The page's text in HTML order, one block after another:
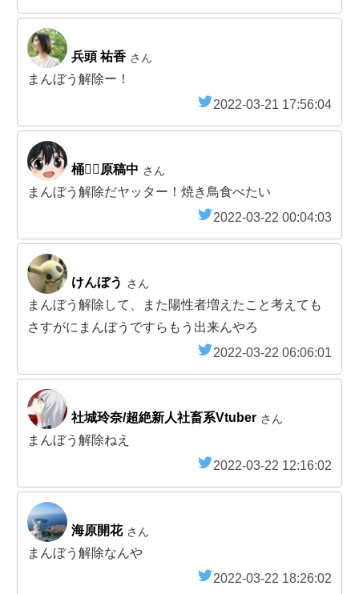
兵頭 祐香 さん
まんぼう解除ー！
2022-03-21 17:56:04
桶❁⃘原稿中 さん
まんぼう解除だヤッター！焼き鳥食べたい
2022-03-22 00:04:03
けんぼう さん
まんぼう解除して、また陽性者増えたこと考えても
さすがにまんぼうですらもう出来んやろ
2022-03-22 06:06:01
社城玲奈/超絶新人社畜系Vtuber さん
まんぼう解除ねえ
2022-03-22 12:16:02
海原開花 さん
まんぼう解除なんや
2022-03-22 18:26:02